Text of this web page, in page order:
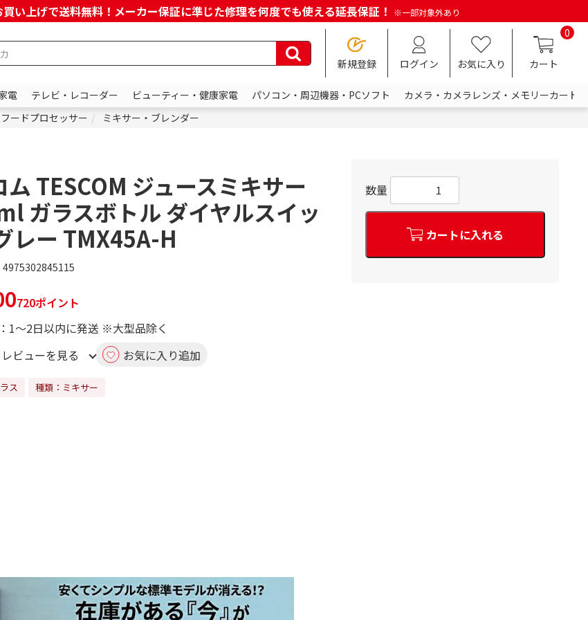
い上げで送料無料！メーカー保証に準じた修理を何度でも使える延長保証！ ※一部対象外あり
新規登録 ログイン お気に入り
0
カート
電 テレビ・レコーダー ビューティー・健康家電 パソコン・周辺機器・PCソフト
カメラ・カメラレンズ・メモリーカード
ードプロセッサー ミキサー・ブレンダー
ム TESCOM ジュースミキサー
ガラスボトル ダイヤルスイッ
レー TMX45A-H
4975302845115
720ポイント
1～2日以内に発送 ※大型品除く
レビューを見る お気に入り追加
ス 種類：ミキサー
数量
カートに入れる